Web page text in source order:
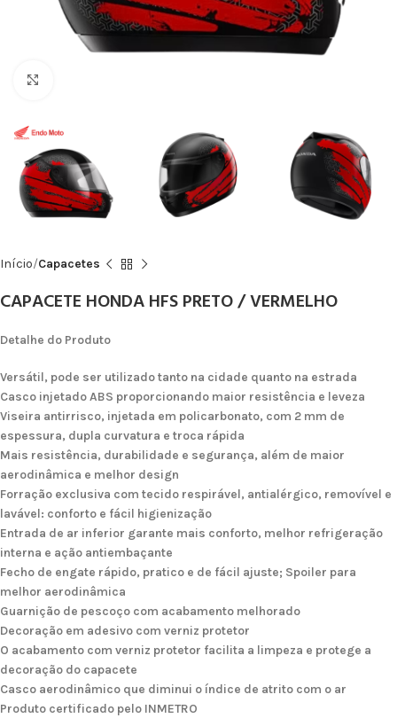
Início Capacetes
CAPACETE HONDA HFS PRETO / VERMELHO
Detalhe do Produto
Versátil, pode ser utilizado tanto na cidade quanto na estrada
Casco injetado ABS proporcionando maior resistência e leveza
Viseira antirrisco, injetada em policarbonato, com 2 mm de
espessura, dupla curvatura e troca rápida
Mais resistência, durabilidade e segurança, além de maior
aerodinâmica e melhor design
Forração exclusiva com tecido respirável, antialérgico, removível e
lavável: conforto e fácil higienização
Entrada de ar inferior garante mais conforto, melhor refrigeração
interna e ação antiembaçante
Fecho de engate rápido, pratico e de fácil ajuste; Spoiler para
melhor aerodinâmica
Guarnição de pescoço com acabamento melhorado
Decoração em adesivo com verniz protetor
O acabamento com verniz protetor facilita a limpeza e protege a
decoração do capacete
Casco aerodinâmico que diminui o índice de atrito com o ar
Produto certificado pelo INMETRO